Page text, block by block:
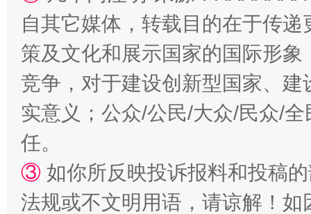
国家大学科技园优化重塑工作
自其它媒体，转载目的在于传
策及文化和展示国家的国际形
竞争，对于建设创新型国家、
实意义；公众/公民/大众/民众/
任。
③ 如你所反映投诉报料和投稿
法规或不文明用语，请谅解！